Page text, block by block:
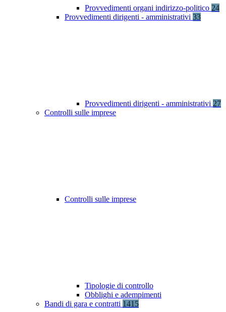
Provvedimenti organi indirizzo-politico 24
Provvedimenti dirigenti - amministrativi 33
Provvedimenti dirigenti - amministrativi 27
Controlli sulle imprese
Controlli sulle imprese
Tipologie di controllo
Obblighi e adempimenti
Bandi di gara e contratti 1415